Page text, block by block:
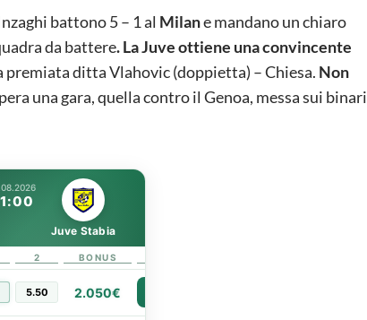
battono 5 – 1 al Milane mandano un chiaro
da battere. La Juve ottiene una convincente
premiata ditta Vlahovic (doppietta) – Chiesa. Non
una gara, quella contro il Genoa, messa sui binari
Juve Stabia
2 BONUS
5.50 2.050€